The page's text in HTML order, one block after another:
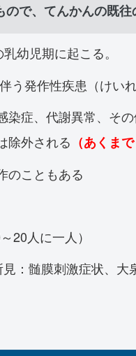
で、てんかんの既往
乳幼児期に起こる。
う発作性疾患（けい
染症、代謝異常、そ
除外される （あくま
のこともある
20人に一人）
：髄膜刺激症状、大